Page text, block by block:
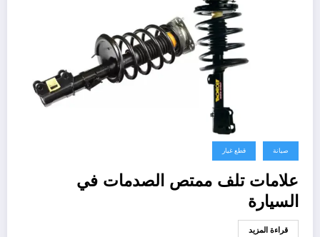
صيانة قطع غيار
علامات تلف ممتص الصدمات في
السيارة
قراءة المزيد